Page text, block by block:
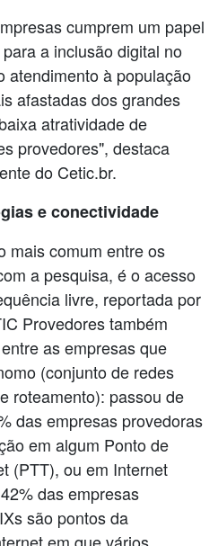
cumprem um papel
a inclusão digital no
atendimento à população
afastadas dos grandes
atratividade de
provedores", destaca
do Cetic.br.
e conectividade
mais comum entre os
a pesquisa, é o acesso
livre, reportada por
Provedores também
as empresas que
(conjunto de redes
roteamento): passou de
das empresas provedoras
em algum Ponto de
(PTT), ou em Internet
das empresas
são pontos da